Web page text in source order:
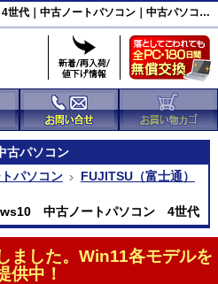
FUJITSU（富士通） Windows10 4世代｜中古ノートパソコン｜中古パソコン直販
古パソコン
パソコン
FUJITSU（富士通）
中古ノートパソコン 4世代
ました。Win11各モデルを
供中！